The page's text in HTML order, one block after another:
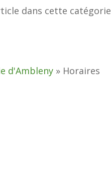
dans cette catégorie
d'Ambleny » Horaires